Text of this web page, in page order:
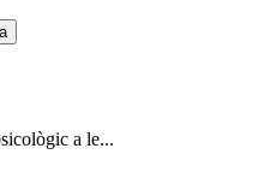
a le...